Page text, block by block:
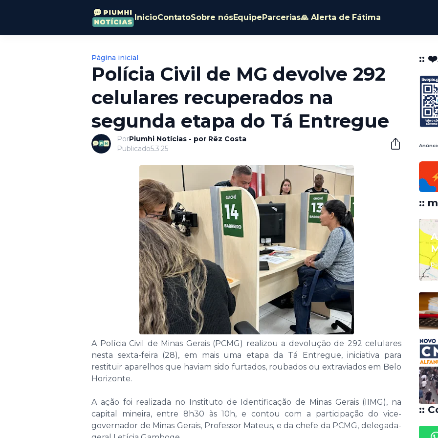
InicioContatoSobre nósEquipeParcerias🙏 Alerta de Fátima
Página inicial
Polícia Civil de MG devolve 292
celulares recuperados na
segunda etapa do Tá Entregue
PorPiumhi Notícias - por Rêz Costa
Publicado5.3.25
A Polícia Civil de Minas Gerais (PCMG) realizou a devolução de 292 celulares
nesta sexta-feira (28), em mais uma etapa da Tá Entregue, iniciativa para
restituir aparelhos que haviam sido furtados, roubados ou extraviados em Belo
Horizonte.
A ação foi realizada no Instituto de Identificação de Minas Gerais (IIMG), na
capital mineira, entre 8h30 às 10h, e contou com a participação do vice-
governador de Minas Gerais, Professor Mateus, e da chefe da PCMG, delegada-
::
::
::